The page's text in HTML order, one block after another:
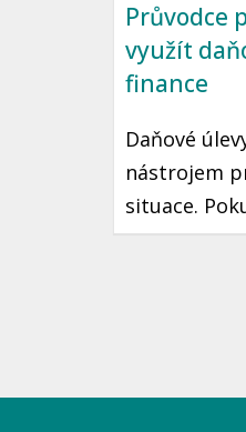
Průvodce
využít
finance
Daňové
nástrojem
situace.
můžete